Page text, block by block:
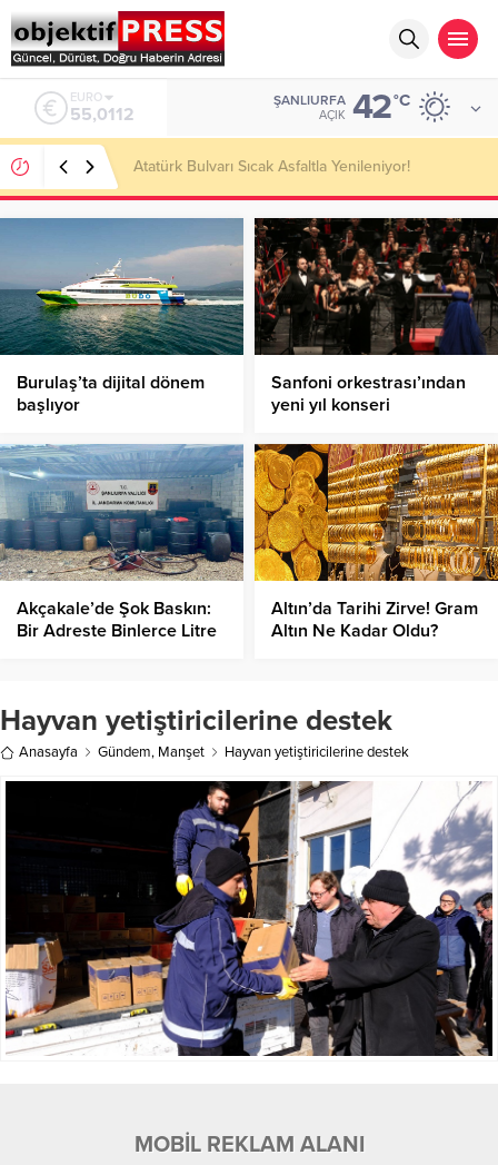
ALTIN
6.519,97
ŞANLIURFA
AÇIK 42°C
Temmuzda IPARD III Kapsamında 634,3 Milyon Lira
Hibe Ödemesi Yapıldı!
Burulaş’ta dijital dönem
başlıyor
Sanfoni orkestrası’ından
yeni yıl konseri
Akçakale’de Şok Baskın:
Bir Adreste Binlerce Litre
Altın’da Tarihi Zirve! Gram
Altın Ne Kadar Oldu?
Hayvan yetiştiricilerine destek
Anasayfa Gündem, Manşet Hayvan yetiştiricilerine destek
MOBİL REKLAM ALANI